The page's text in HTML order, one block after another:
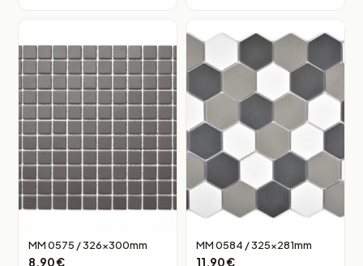
MM 0575 / 326x300mm
8,90€
MM 0584 / 325x281mm
11,90€